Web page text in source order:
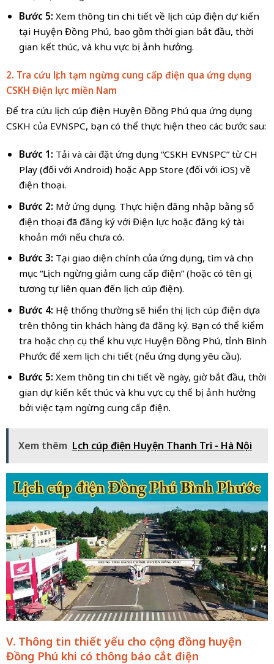
Bước 5: Xem thông tin chi tiết về lịch cúp điện dự kiến
tại Huyện Đồng Phú, bao gồm thời gian bắt đầu, thời
gian kết thúc, và khu vực bị ảnh hưởng.
2. Tra cứu lịch tạm ngừng cung cấp điện qua ứng dụng
CSKH Điện lực miền Nam
Để tra cứu lịch cúp điện Huyện Đồng Phú qua ứng dụng
CSKH của EVNSPC, bạn có thể thực hiện theo các bước sau:
Bước 1: Tải và cài đặt ứng dụng “CSKH EVNSPC” từ CH
Play (đối với Android) hoặc App Store (đối với iOS) về
điện thoại.
Bước 2: Mở ứng dụng. Thực hiện đăng nhập bằng số
điện thoại đã đăng ký với Điện lực hoặc đăng ký tài
khoản mới nếu chưa có.
Bước 3: Tại giao diện chính của ứng dụng, tìm và chọn
mục “Lịch ngừng giảm cung cấp điện” (hoặc có tên gọi
tương tự liên quan đến lịch cúp điện).
Bước 4: Hệ thống thường sẽ hiển thị lịch cúp điện dựa
trên thông tin khách hàng đã đăng ký. Bạn có thể kiểm
tra hoặc chọn cụ thể khu vực Huyện Đồng Phú, tỉnh Bình
Phước để xem lịch chi tiết (nếu ứng dụng yêu cầu).
Bước 5: Xem thông tin chi tiết về ngày, giờ bắt đầu, thời
gian dự kiến kết thúc và khu vực cụ thể bị ảnh hưởng
bởi việc tạm ngừng cung cấp điện.
Xem thêm Lịch cúp điện Huyện Thanh Trì - Hà Nội
V. Thông tin thiết yếu cho cộng đồng huyện
Đồng Phú khi có thông báo cắt điện